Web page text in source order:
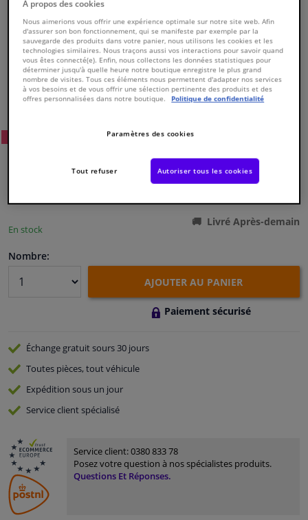
Fenêtres & accessoires
Intérieur & ameublement
Styling & Performance
Nettoyage & protection
Atelier & outils
Capteurs & électronique
Numéro de produit d'origine:0172448
Numéro de fabrication:821426
Prix conseillé: € 164,92
En stock
Livré Après-demain
Nombre:
AJOUTER AU PANIER
Paiement sécurisé
Échange gratuitsours 30 jours
Toutes pièces, tout véhicule
Expédition sous un jour
Serviceclient spécialisé
Service client:0380 833 78
Posez votre question à nos spécialistes produits.
Questions Et Réponses.
À propos des cookies
Nous aimerions vous offrir une expérience optimale sur notre site web. Afin
d'assurer son bon fonctionnement, qui se manifeste par exemple par la
sauvegarde des produits dans votre panier, nous utilisons les cookies et les
technologies similaires. Nous traçons aussi vos interactions pour savoir quand
vous êtes connecté(e). Enfin, nous collectons les données statistiques pour
déterminer jusqu'à quelle heure notre boutique enregistre le plus grand
nombre de visites. Tous ces éléments nous permettent d'adapter nos services
à vos besoins et de vous offrir une sélection pertinente des produits et des
offres personnalisées dans notre boutique.
Politique de confidentialité
Paramètres des cookies
Tout refuser Autoriser tous les cookies